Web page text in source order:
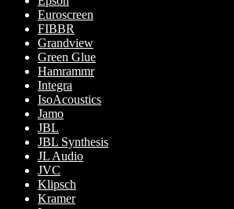
Euroscreen
FIBBR
Grandview
Green Glue
Hamrammr
Integra
IsoAcoustics
Jamo
JBL
JBL Synthesis
JL Audio
JVC
Klipsch
Kramer